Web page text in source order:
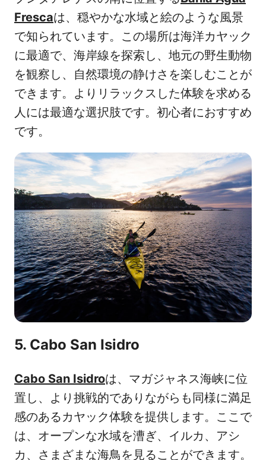
Frescaは、穏やかな水域と絵のような風景
で知られています。この場所は海洋カヤック
に最適で、海岸線を探索し、地元の野生動物
を観察し、自然環境の静けさを楽しむことが
できます。よりリラックスした体験を求める
人には最適な選択肢です。初心者におすすめ
です。
5. Cabo San Isidro
Cabo San Isidroは、マガジャネス海峡に位
置し、より挑戦的でありながらも同様に満足
感のあるカヤック体験を提供します。ここで
は、オープンな水域を漕ぎ、イルカ、アシ
カ、さまざまな海鳥を見ることができます。